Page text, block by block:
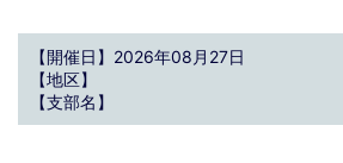
【開催日】2026年08月27日
【地区】
【支部名】